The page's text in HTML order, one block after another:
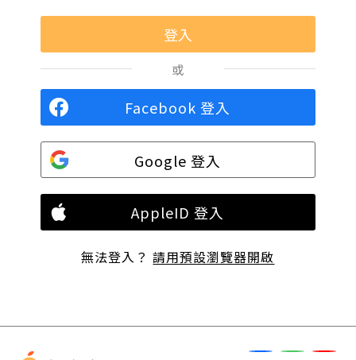
或
Facebook 登入
Google 登入
AppleID 登入
無法登入？請用預設瀏覽器開啟